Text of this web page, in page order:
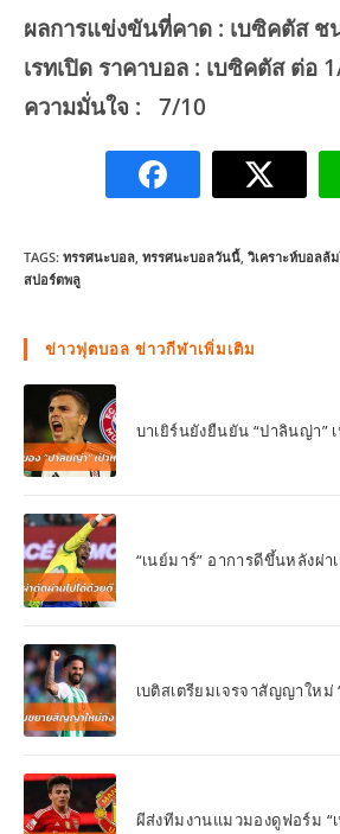
ผลการแข่งขันที่คาด : เบซิคตัส ช
เรทเปิด ราคาบอล : เบซิคตัส ต่อ
ความมั่นใจ : 7/10
TAGS: ทรรศนะบอล ทรรศนะบอลวันนี้ วิเคราะห์บอลล้
สปอร์ตพลู
ข่าวฟุตบอล ข่าวกีฬาเพิ่มเติม
บาเยิร์นยังยืนยัน “ปาลินญ่า”
“เนย์มาร์” อาการดีขึ้นหลังผ่า
เบติสเตรียมเจรจาสัญญาใหม่
ผีส่งทีมงานแมวมองดูฟอร์ม “เ